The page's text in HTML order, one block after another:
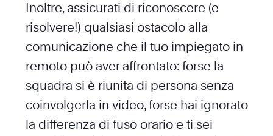
Inoltre, assicurati di riconoscere (e
risolvere!) qualsiasi ostacolo alla
comunicazione che il tuo impiegato in
remoto può aver affrontato: forse la
squadra si è riunita di persona senza
coinvolgerla in video, forse hai ignorato
la differenza di fuso orario e ti sei